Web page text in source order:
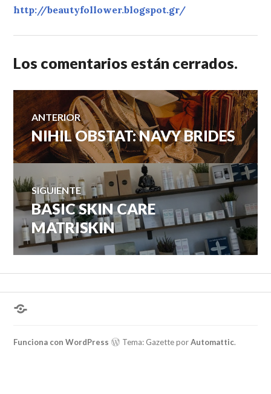
http://beautyfollower.blogspot.gr/
Los comentarios están cerrados.
Navegación
de
entradas
ANTERIOR
Entrada
anterior:
NIHIL OBSTAT: NAVY BRIDES
SIGUIENTE
Entrada
siguiente:
BASIC SKIN CARE
MATRISKIN
Funciona con WordPress Tema: Gazette porAutomattic.